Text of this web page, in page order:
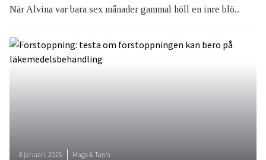
När Alvina var bara sex månader gammal höll en inre blö...
8 januari, 2025 Mage & Tarm